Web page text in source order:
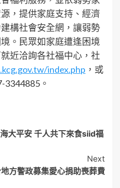
，提供家庭支持、經濟
構社會安全網，讓弱勢
。民眾如家庭遭逢困境
近洽詢各社福中心，社
index.php ，或
3344885。
大平安 千人共下來食siid福
Next
方警政募集愛心捐助喪葬費